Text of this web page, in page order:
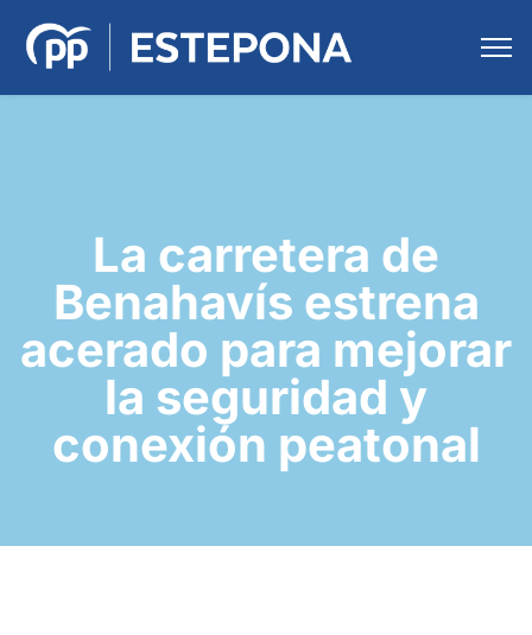
La carretera de
Benahavís estrena
acerado para mejorar
la seguridad y
conexión peatonal